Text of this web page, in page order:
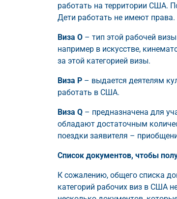
работать на территории США.
Дети работать не имеют права.
Виза О – тип этой рабочей
например в искусстве,
за этой категорией визы.
Виза P – выдается деятелям
работать в США.
Виза Q – предназначена для
обладают достаточным
поездки заявителя –
Список документов, чтобы
К сожалению, общего списка
категорий рабочих виз в США